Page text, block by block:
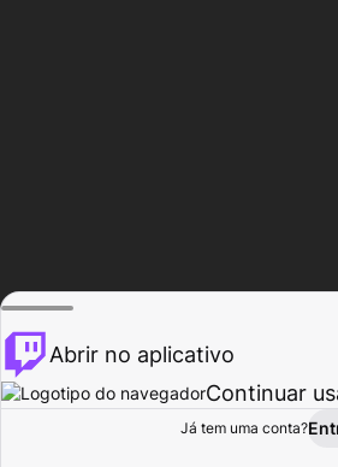
Procurar
Abrir no aplicativo
Continuar
Já tem uma conta?